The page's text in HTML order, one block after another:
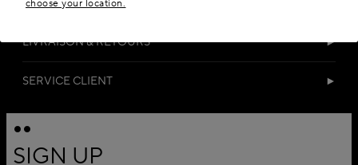
choose your location.
TAILLE & COUPE
LIVRAISON & RETOURS
SERVICE CLIENT
SIGN UP